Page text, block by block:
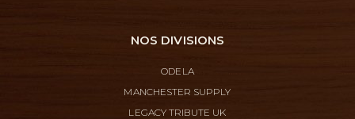
NOS DIVISIONS
ODELA
MANCHESTER SUPPLY
LEGACY TRIBUTE UK